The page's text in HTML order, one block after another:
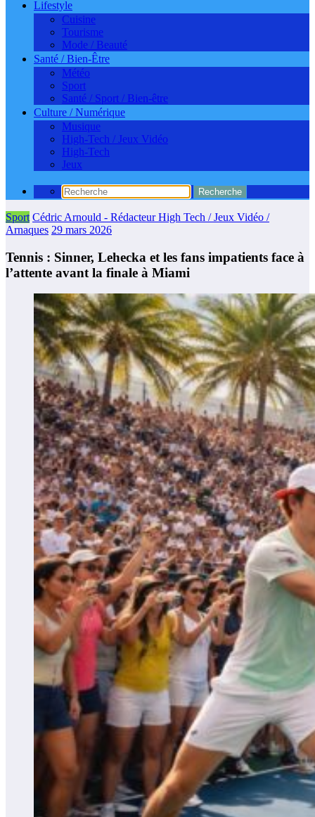
Lifestyle
Cuisine
Tourisme
Mode / Beauté
Santé / Bien-Être
Météo
Sport
Santé / Sport / Bien-être
Culture / Numérique
Musique
High-Tech / Jeux Vidéo
High-Tech
Jeux
Sport Cédric Arnould - Rédacteur High Tech / Jeux Vidéo /
Arnaques 29 mars 2026
Tennis : Sinner, Lehecka et les fans impatients face à
l’attente avant la finale à Miami